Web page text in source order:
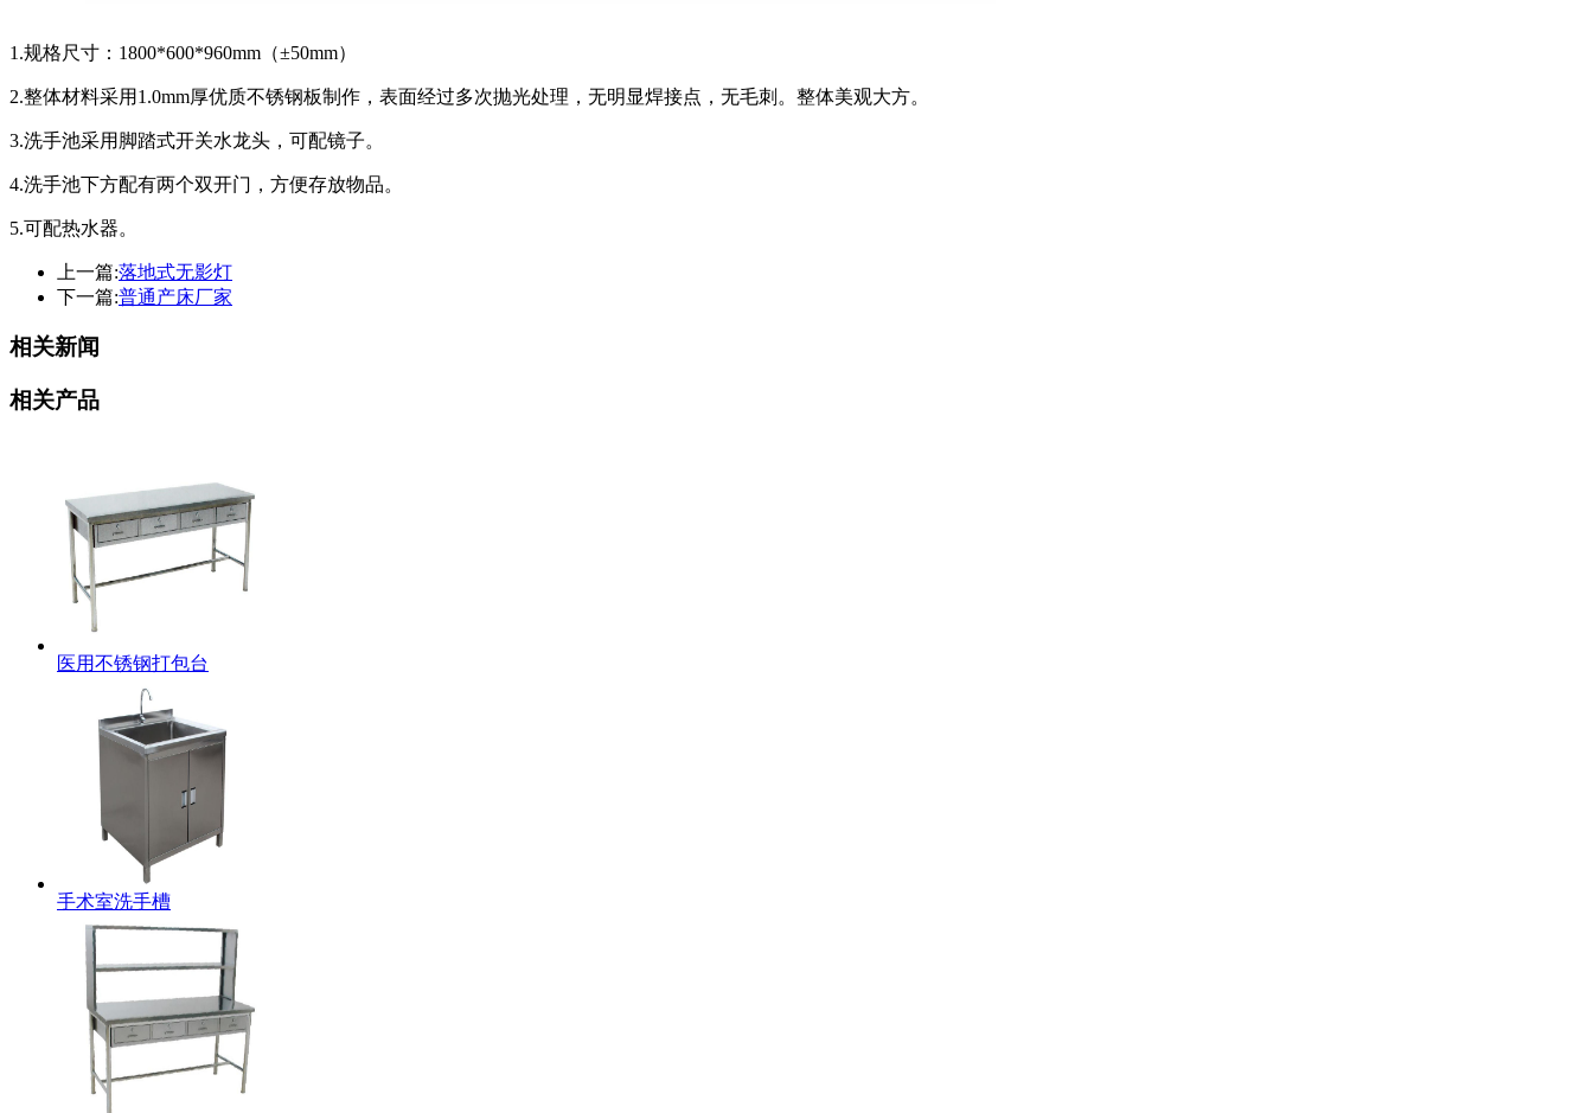
1.规格尺寸：1800*600*960mm（±50mm）
2.整体材料采用1.0mm厚优质不锈钢板制作，表面经过多次抛光处理，无明显焊接点，无毛刺。整体美观大方。
3.洗手池采用脚踏式开关水龙头，可配镜子。
4.洗手池下方配有两个双开门，方便存放物品。
5.可配热水器。
上一篇:落地式无影灯
下一篇:普通产床厂家
相关新闻
相关产品
医用不锈钢打包台
手术室洗手槽